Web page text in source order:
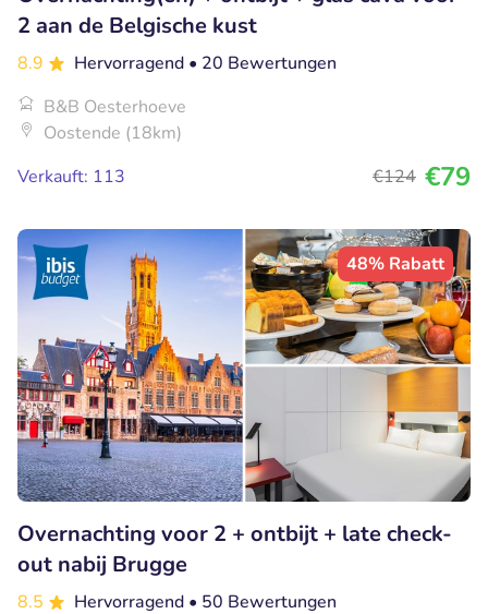
2 aan de Belgische kust
8.9 Hervorragend • 20 Bewertungen
B&B Oesterhoeve
Oostende (18km)
Verkauft: 113
€124 €79
48% Rabatt
Overnachting voor 2 + ontbijt + late check-
out nabij Brugge
8.5 Hervorragend • 50 Bewertungen